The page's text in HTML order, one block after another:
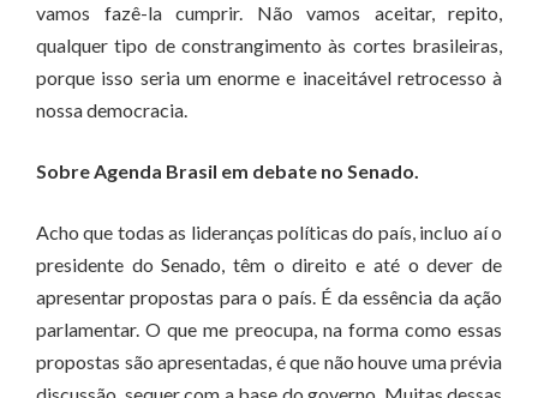
vamos fazê-la cumprir. Não vamos aceitar, repito,
qualquer tipo de constrangimento às cortes brasileiras,
porque isso seria um enorme e inaceitável retrocesso à
nossa democracia.
Sobre Agenda Brasil em debate no Senado.
Acho que todas as lideranças políticas do país, incluo aí o
presidente do Senado, têm o direito e até o dever de
apresentar propostas para o país. É da essência da ação
parlamentar. O que me preocupa, na forma como essas
propostas são apresentadas, é que não houve uma prévia